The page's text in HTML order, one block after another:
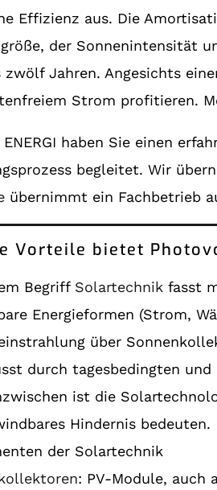
Effizienz aus. Die
der Sonnenintensität
zwölf Jahren. Angesichts
Strom profitieren.
ENERGI haben Sie einen
begleitet. Wir
übernimmt ein Fachbetrieb
Vorteile bietet
Begriff Solartechnik fasst
Energieformen (Strom,
über
durch tagesbedingten
ist die
Hindernis bedeuten.
der Solartechnik
: PV-Module, auch